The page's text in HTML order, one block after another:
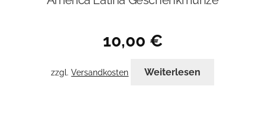
10,00 €
zzgl.Versandkosten Weiterlesen